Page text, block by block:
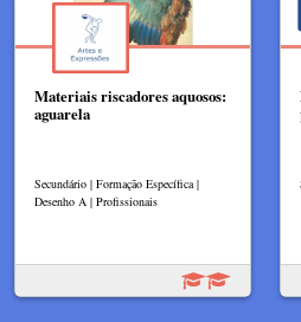
Materiais riscadores aquosos:
aguarela
Secundário | Formação Específica |
Desenho A | Profissionais